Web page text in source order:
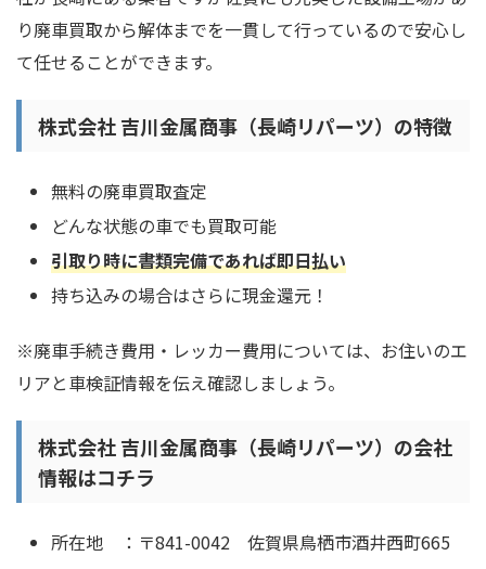
り廃車買取から解体までを一貫して行っているので安心し
て任せることができます。
株式会社 吉川金属商事（長崎リパーツ）の特徴
無料の廃車買取査定
どんな状態の車でも買取可能
引取り時に書類完備であれば即日払い
持ち込みの場合はさらに現金還元！
※廃車手続き費用・レッカー費用については、お住いのエ
リアと車検証情報を伝え確認しましょう。
株式会社 吉川金属商事（長崎リパーツ）の会社
情報はコチラ
所在地 ：〒841-0042 佐賀県鳥栖市酒井西町665